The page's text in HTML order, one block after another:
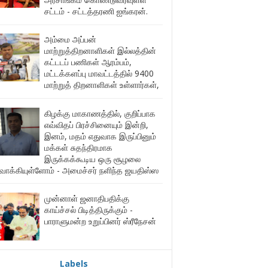
சட்டம் - சட்டத்தரணி ஐங்கரன்.
அம்மை அப்பன்
மாற்றுத்திறனாளிகள் இல்லத்தின்
கட்டடப் பணிகள் ஆரம்பம்,
மட்டக்களப்பு மாவட்டத்தில் 9400
மாற்றுத் திறனாளிகள் உள்ளார்கள்,
கிழக்கு மாகாணத்தில், குறிப்பாக
எவ்விதப் பிரச்சினையும் இன்றி,
இனம், மதம் எதுவாக இருப்பினும்
மக்கள் சுதந்திரமாக
இருக்கக்கூடிய ஒரு சூழலை
- அமைச்சர் நளிந்த ஜயதிஸ்ஸ
முன்னாள் ஜனாதிபதிக்கு
காய்ச்சல் பிடித்திருக்கும் -
பாராளுமன்ற உறுப்பினர் ஸ்ரீநேசன்
Labels